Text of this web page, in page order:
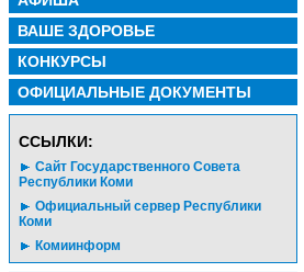
ВАШЕ ЗДОРОВЬЕ
КОНКУРСЫ
ОФИЦИАЛЬНЫЕ ДОКУМЕНТЫ
CСЫЛКИ:
Сайт Государственного Совета
Республики Коми
Официальный сервер Республики
Коми
Комиинформ